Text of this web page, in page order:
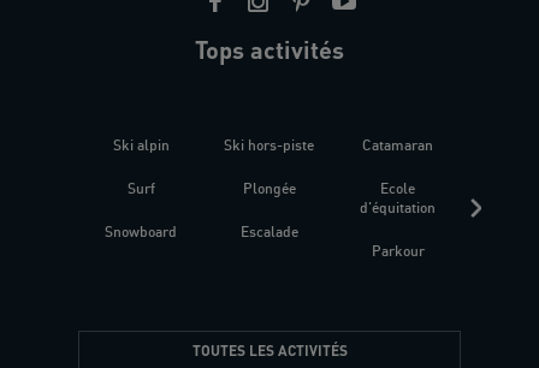
Tops activités
Ski alpin
Surf
Snowboard
Ski hors-piste
Plongée
Escalade
Catamaran
Ecole
d'équitation
Parkour
TOUTES LES ACTIVITÉS